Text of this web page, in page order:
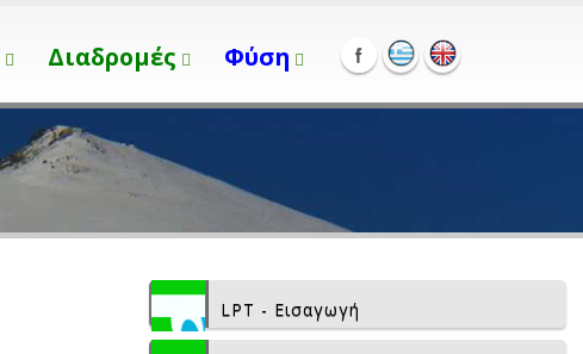
Διαδρομές Φύση
LPT - Εισαγωγή